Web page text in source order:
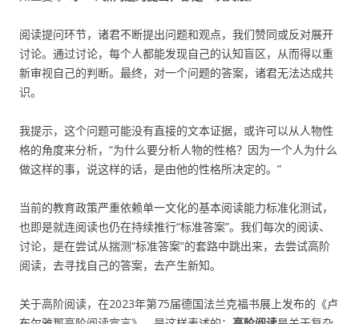
阅读提问环节，诸君不断提出问题和观点，我们赞同或反对展开
讨论。通过讨论，每个人都能发现自己的认知盲区，从而得以重
新审视自己的判断。最终，对一个问题的答案，诸君无法达成共
识。
我提示，这个问题可能没有直接的文本证据，或许可以从人物性
格的角度来分析，“为什么要分析人物的性格？因为一个人为什么
做这样的事，说这样的话，是由他的性格所决定的。”
当前的教育政策严重依赖单一文化的基本阅读能力标准化测试，
也即是就连阅读也仍在持续推行“标准答案”。我们每次的阅读、
讨论，是在尝试从揣测“标准答案”的套路中跳出来，去尝试高阶
阅读，去寻找自己的答案，去产生新知。
关于高阶阅读，在2023年第75届德国法兰克福书展上发布的《卢